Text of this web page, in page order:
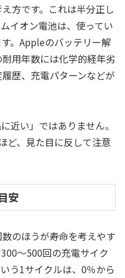
方です。これは半分正し
イオン電池は、使ってい
。Appleのバッテリー解
用年数には化学的経年劣
歴、充電パターンなどが
近い」ではありません。
ど、見た目に反して注意
安
のほうが寿命を考えやす
〜500回の充電サイク
う1サイクルは、0％から